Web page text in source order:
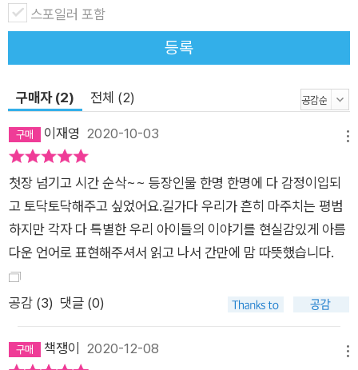
이제 막 자신의 마음을 들여다보기 시작한 아이들이다. 자기 마음
이 어떤지 자신도 헷갈리고, 누군가에게 터놓고 물어보기엔 확신
이 없어 부끄럽다. 그 혼란 속에서 스스로를 미워하기도 하고 깊
에게 다정한 시선을 건넨다. 서영은 “너, 엄청 섬세해.”(174면)라
며 아무도 깨닫지 못했던 충효의 남다른 점을 발견하고, 충효의
눈에 비친 서영은 좋아하는 것을 좋아한다고 당당히 말할 수 있는
멋진 친구다. 승호와 다진은 서로에게 “이승호! 너, 괜찮은 녀석
이야. 그러니까 힘내. 다진이도 마찬가지지. 정다진! 너 괜찮은 애
야. 그러니까 힘내.”(171면)라는 응원을 전한다. 그 속에 피어나
는 간지러운 마음을 담아서. “그동안 너한테 정말 고마웠어. 네가
없었으면 여기까지 어떻게 왔을까. 캄캄한 어둠 속에서 혼자 헤매
았어.” ―161면 작가는 굳이 인물들의 단점을 고쳐야 한다고 말
스럽게 발견하며 그 빛이 나를, 그리고 친구를 따스하게 비출 수
스포일러 포함
등록
구매자 (2) 전체 (2)
이재영 2020-10-03
첫장 넘기고 시간 순삭~~ 등장인물 한명 한명에 다 감정이입되
고 토닥토닥해주고 싶었어요.길가다 우리가 흔히 마주치는 평범
하지만 각자 다 특별한 우리 아이들의 이야기를 현실감있게 아름
다운 언어로 표현해주셔서 읽고 나서 간만에 맘 따뜻했습니다.
공감 (3) 댓글 (0)
책쟁이 2020-12-08